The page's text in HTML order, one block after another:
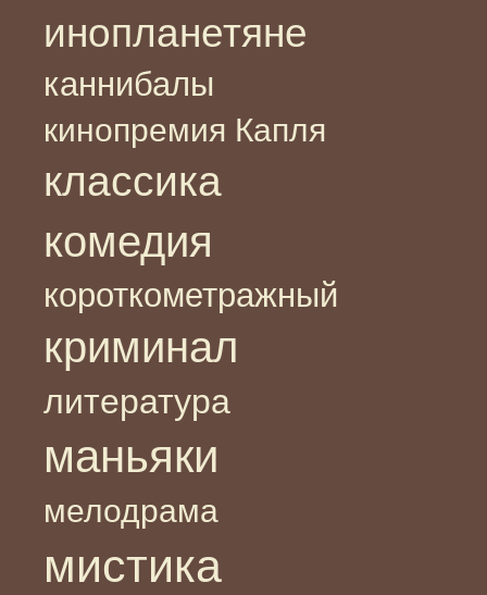
инопланетяне
каннибалы
кинопремия Капля
классика
комедия
короткометражный
криминал
литература
маньяки
мелодрама
мистика